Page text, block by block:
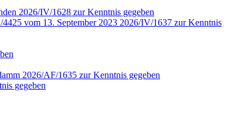
2026/IV/1628 zur Kenntnis gegeben
vom 13. September 2023 2026/IV/1637 zur Kenntnis
2026/AF/1635 zur Kenntnis gegeben
gegeben